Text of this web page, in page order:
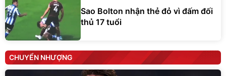
Sao Bolton nhận thẻ đỏ vì đấm đối
thủ 17 tuổi
CHUYỂN NHƯỢNG